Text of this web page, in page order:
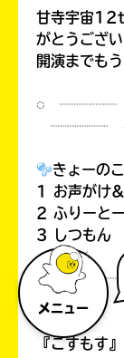
メニュー
甘寺宇宙
がとうござ
開演までも
◌
┈┈┈┈
きょーの
1 お声がけ
2 ふりーと
3 しつもん
◌
┈┈┈┈
『こすもす